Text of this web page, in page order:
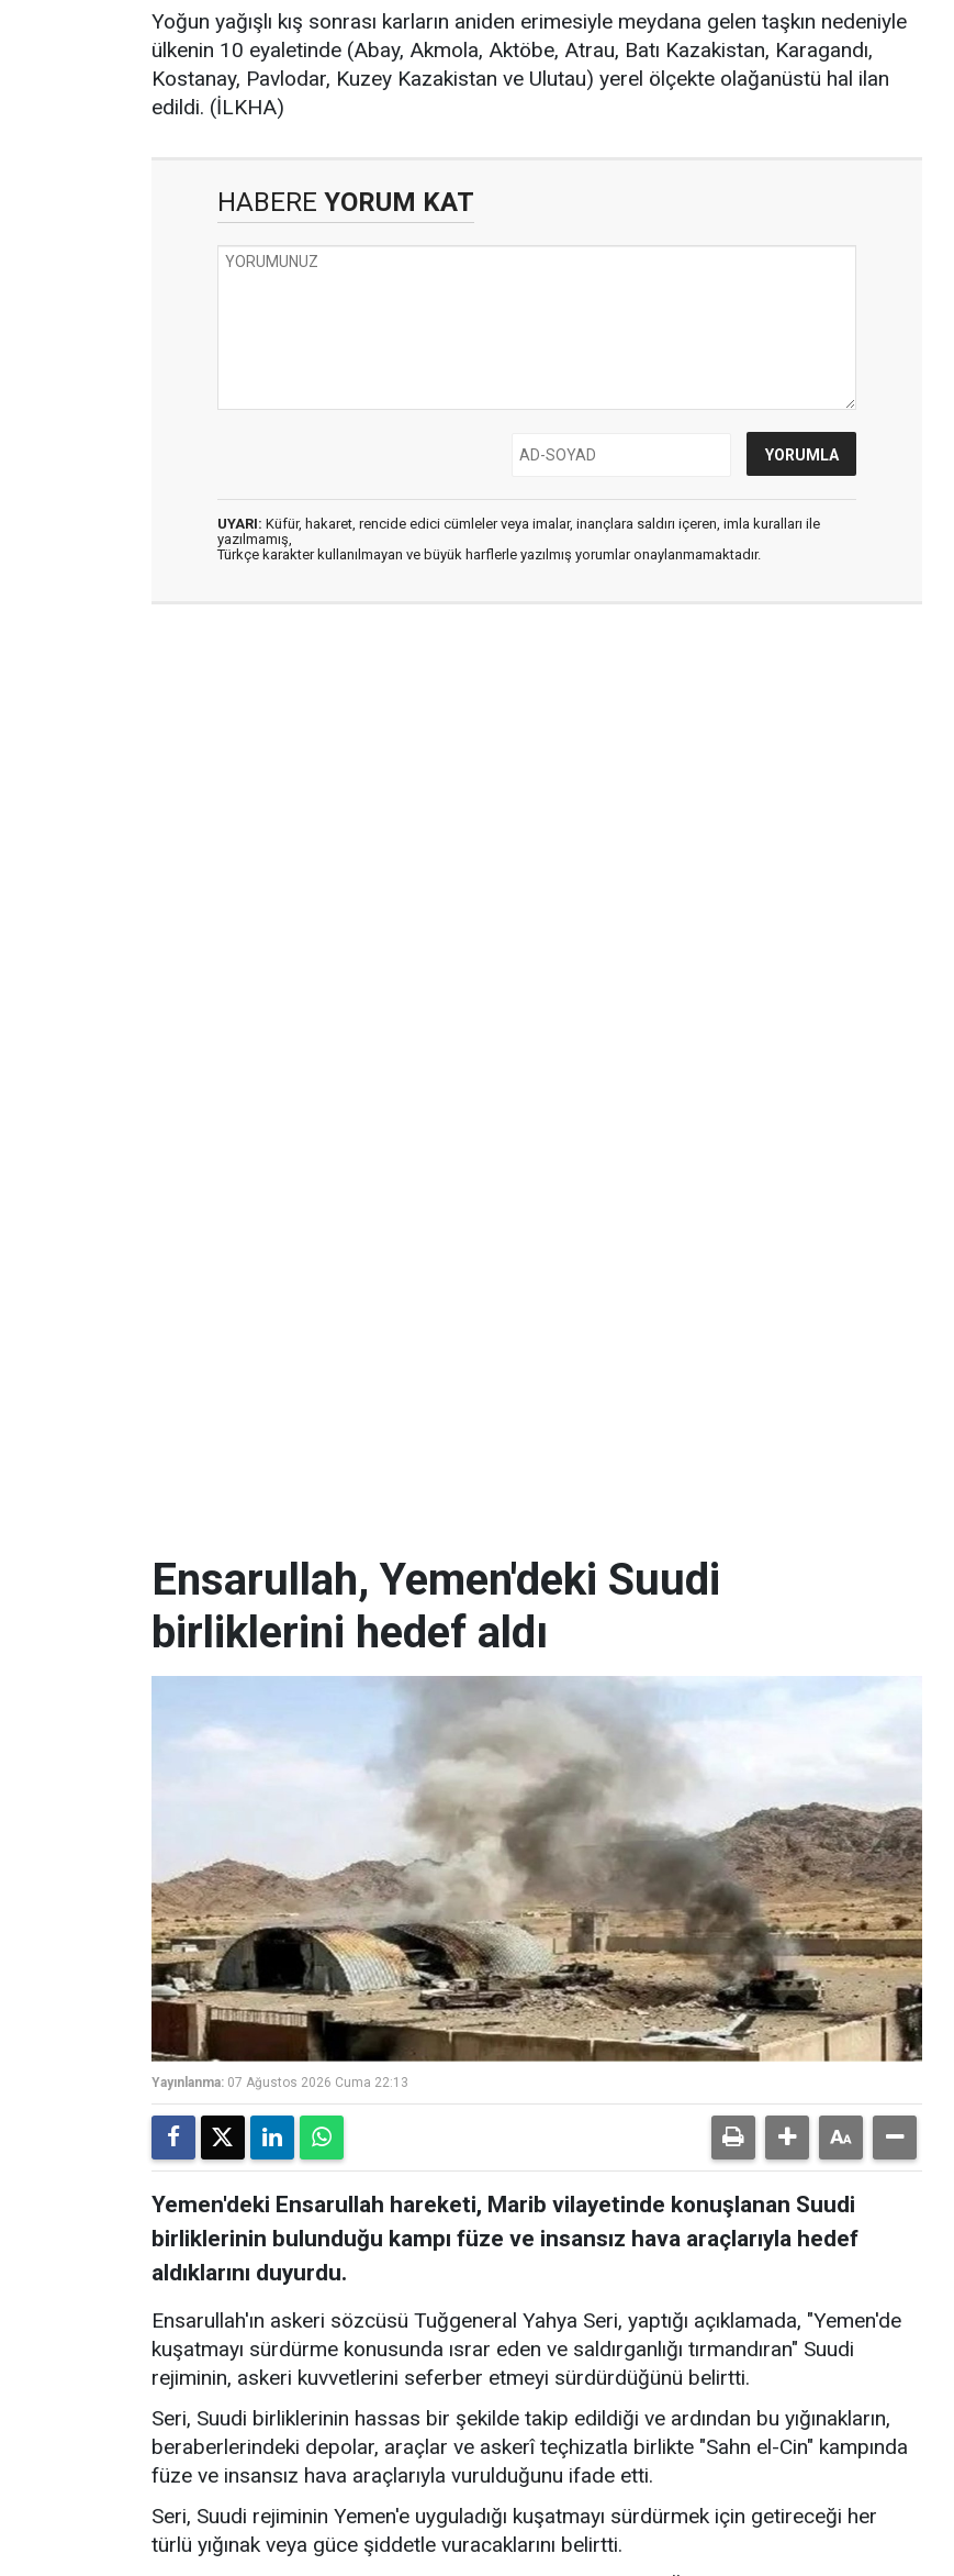
Yoğun yağışlı kış sonrası karların aniden erimesiyle meydana gelen taşkın nedeniyle
ülkenin 10 eyaletinde (Abay, Akmola, Aktöbe, Atrau, Batı Kazakistan, Karagandı,
Kostanay, Pavlodar, Kuzey Kazakistan ve Ulutau) yerel ölçekte olağanüstü hal ilan
edildi. (İLKHA)
HABERE YORUM KAT
UYARI: Küfür, hakaret, rencide edici cümleler veya imalar, inançlara saldırı içeren, imla kuralları ile
yazılmamış,
Türkçe karakter kullanılmayan ve büyük harflerle yazılmış yorumlar onaylanmamaktadır.
Ensarullah, Yemen'deki Suudi
birliklerini hedef aldı
Yayınlanma: 07 Ağustos 2026 Cuma 22:13
Yemen'deki Ensarullah hareketi, Marib vilayetinde konuşlanan Suudi
birliklerinin bulunduğu kampı füze ve insansız hava araçlarıyla hedef
aldıklarını duyurdu.
Ensarullah'ın askeri sözcüsü Tuğgeneral Yahya Seri, yaptığı açıklamada, "Yemen'de
kuşatmayı sürdürme konusunda ısrar eden ve saldırganlığı tırmandıran" Suudi
rejiminin, askeri kuvvetlerini seferber etmeyi sürdürdüğünü belirtti.
Seri, Suudi birliklerinin hassas bir şekilde takip edildiği ve ardından bu yığınakların,
beraberlerindeki depolar, araçlar ve askerî teçhizatla birlikte "Sahn el-Cin" kampında
füze ve insansız hava araçlarıyla vurulduğunu ifade etti.
Seri, Suudi rejiminin Yemen'e uyguladığı kuşatmayı sürdürmek için getireceği her
türlü yığınak veya güce şiddetle vuracaklarını belirtti.